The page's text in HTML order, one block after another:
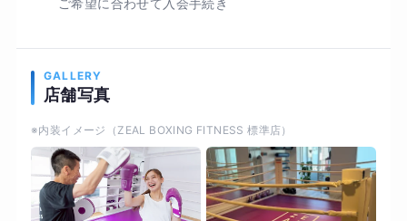
ご希望に合わせて入会手続き
GALLERY
店舗写真
※内装イメージ（ZEAL BOXING FITNESS 標準店）